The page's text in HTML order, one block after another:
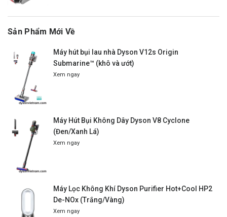
Sản Phẩm Mới Về
Máy hút bụi lau nhà Dyson V12s Origin
Submarine™ (khô và ướt)
Xem ngay
Máy Hút Bụi Không Dây Dyson V8 Cyclone
(Đen/Xanh Lá)
Xem ngay
Máy Lọc Không Khí Dyson Purifier Hot+Cool HP2
De-NOx (Trắng/Vàng)
Xem ngay